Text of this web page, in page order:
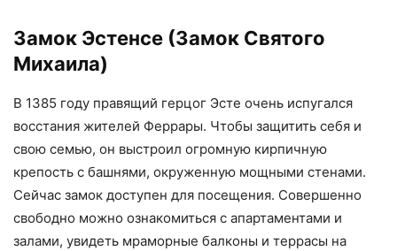
Замок Эстенсе (Замок Святого
Михаила)
В 1385 году правящий герцог Эсте очень испугался
восстания жителей Феррары. Чтобы защитить себя и
свою семью, он выстроил огромную кирпичную
крепость с башнями, окруженную мощными стенами.
Сейчас замок доступен для посещения. Совершенно
свободно можно ознакомиться с апартаментами и
залами, увидеть мраморные балконы и террасы на